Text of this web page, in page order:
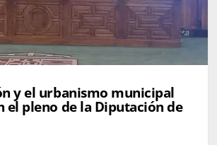
y el urbanismo municipal
el pleno de la Diputación de